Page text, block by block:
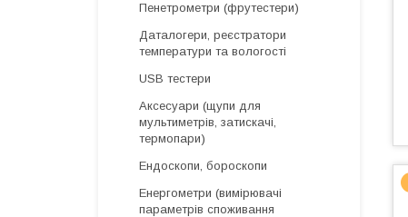
Пенетрометри (фрутестери)
Даталогери, реєстратори
температури та вологості
USB тестери
Аксесуари (щупи для
мультиметрів, затискачі,
термопари)
Ендоскопи, бороскопи
Енергометри (вимірювачі
параметрів споживання